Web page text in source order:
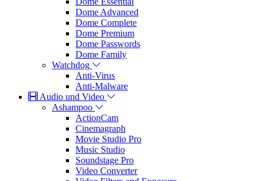
Dome Advanced
Dome Complete
Dome Premium
Dome Passwords
Dome Family
Watchdog
Anti-Virus
Anti-Malware
Audio und Video
Ashampoo
ActionCam
Cinemagraph
Movie Studio Pro
Music Studio
Soundstage Pro
Video Converter